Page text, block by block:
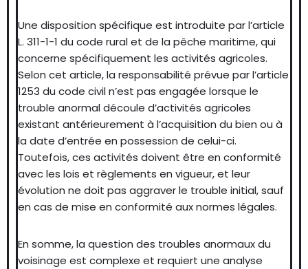
Une disposition spécifique est introduite par l’article
L. 311-1-1 du code rural et de la pêche maritime, qui
concerne spécifiquement les activités agricoles.
Selon cet article, la responsabilité prévue par l’article
1253 du code civil n’est pas engagée lorsque le
trouble anormal découle d’activités agricoles
existant antérieurement à l’acquisition du bien ou à
la date d’entrée en possession de celui-ci.
Toutefois, ces activités doivent être en conformité
avec les lois et règlements en vigueur, et leur
évolution ne doit pas aggraver le trouble initial, sauf
en cas de mise en conformité aux normes légales.
En somme, la question des troubles anormaux du
voisinage est complexe et requiert une analyse